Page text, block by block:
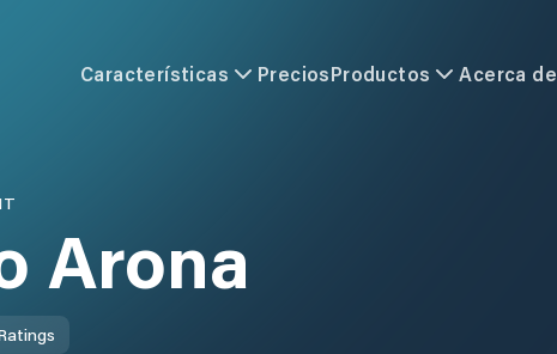
Características PreciosProductos Acerca de
Arona